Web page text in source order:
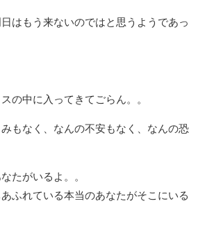
はもう来ないのではと思うようであっ
の中に入ってきてごらん。。
もなく、なんの不安もなく、なんの恐
たがいるよ。。
ふれている本当のあなたがそこにいる